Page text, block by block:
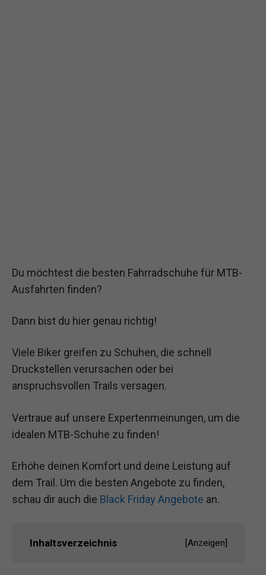
Du möchtest die besten Fahrradschuhe für MTB-
Ausfahrten finden?
Dann bist du hier genau richtig!
Viele Biker greifen zu Schuhen, die schnell
Druckstellen verursachen oder bei
anspruchsvollen Trails versagen.
Vertraue auf unsere Expertenmeinungen, um die
idealen MTB-Schuhe zu finden!
Erhöhe deinen Komfort und deine Leistung auf
dem Trail. Um die besten Angebote zu finden,
schau dir auch die Black Friday Angebote an.
Inhaltsverzeichnis [Anzeigen]